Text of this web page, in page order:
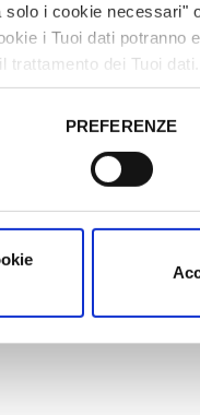
i cookie necessari"
i Tuoi dati potranno
trattamento dei Tuoi
che abbiamo
PREFERENZE